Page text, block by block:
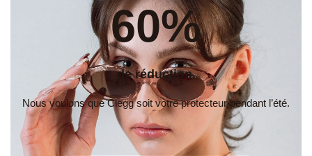
60%
de réduction.
Nous voulons que Clegg soit votre protecteur pendant l’été.